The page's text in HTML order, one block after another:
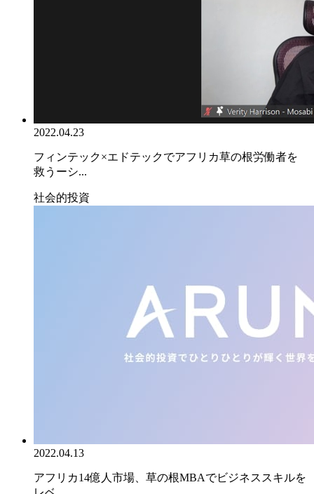
2022.04.23
フィンテック×エドテックでアフリカ草の根労働者を
救うーシ...
社会的投資
2022.04.13
アフリカ14億人市場、草の根MBAでビジネススキルを